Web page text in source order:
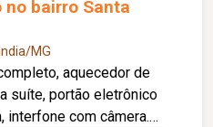
no bairro Santa
MG
aquecedor de
suíte, portão eletrônico
interfone com câmera.